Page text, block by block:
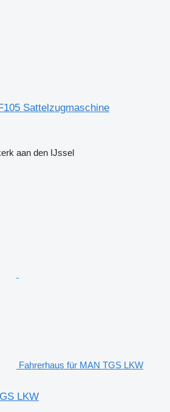
Sattelzugmaschine
aan den IJssel
Fahrerhaus für MAN TGS LKW
LKW